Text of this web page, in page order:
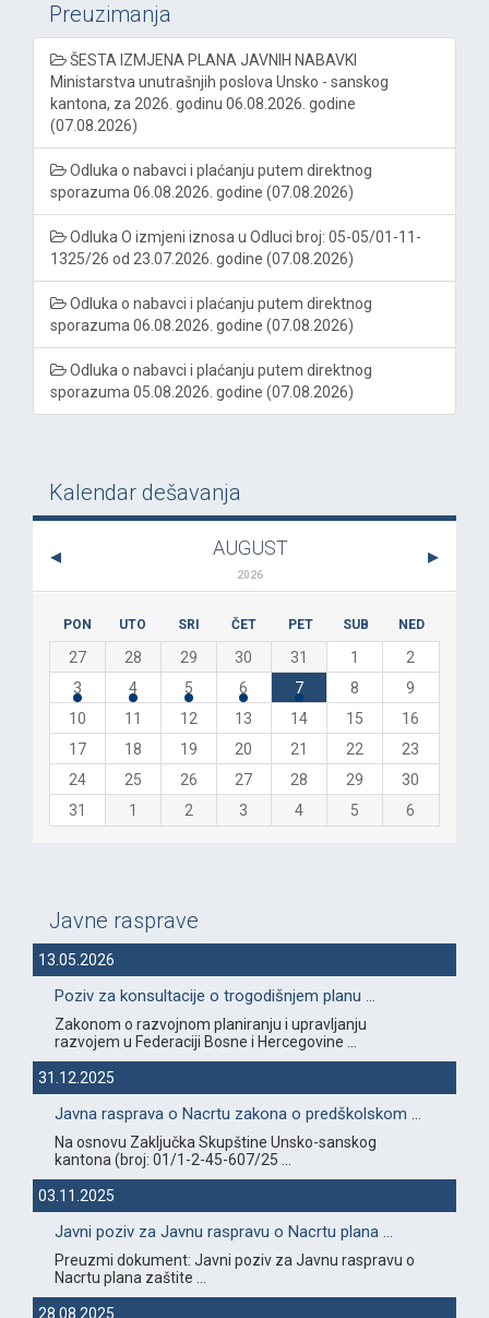
Preuzimanja
ŠESTA IZMJENA PLANA JAVNIH NABAVKI
Ministarstva unutrašnjih poslova Unsko - sanskog
kantona, za 2026. godinu 06.08.2026. godine
(07.08.2026)
Odluka o nabavci i plaćanju putem direktnog
sporazuma 06.08.2026. godine (07.08.2026)
Odluka O izmjeni iznosa u Odluci broj: 05-05/01-11-
1325/26 od 23.07.2026. godine (07.08.2026)
Odluka o nabavci i plaćanju putem direktnog
sporazuma 06.08.2026. godine (07.08.2026)
Odluka o nabavci i plaćanju putem direktnog
sporazuma 05.08.2026. godine (07.08.2026)
Kalendar dešavanja
AUGUST
2026
PON UTO SRI ČET PET SUB NED
27 28 29 30 31 1
2
3
4 5 6 7 8
9
10
11 12 13 14 15
16
17
18 19 20 21 22
23
24
25 26 27 28 29
30
31
1 2 3 4 5 6
Javne rasprave
13.05.2026
Poziv za konsultacije o trogodišnjem planu ...
Zakonom o razvojnom planiranju i upravljanju
razvojem u Federaciji Bosne i Hercegovine ...
31.12.2025
Javna rasprava o Nacrtu zakona o predškolskom ...
Na osnovu Zaključka Skupštine Unsko-sanskog
kantona (broj: 01/1-2-45-607/25 ...
03.11.2025
Javni poziv za Javnu raspravu o Nacrtu plana ...
Preuzmi dokument: Javni poziv za Javnu raspravu o
Nacrtu plana zaštite ...
28.08.2025